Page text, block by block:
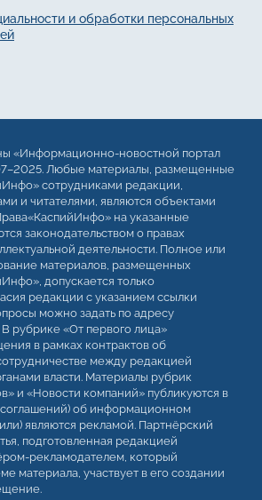
и обработки персональных
«Информационно-новостной портал
Любые материалы, размещенные
сотрудниками редакции,
и читателями, являются объектами
на указанные
законодательством о правах
деятельности. Полное или
материалов, размещенных
допускается только
редакции с указанием ссылки
можно задать по адресу
В рубрике «От первого лица»
в рамках контрактов об
между редакцией
власти. Материалы рубрик
и «Новости компаний» публикуются в
об информационном
являются рекламой. Партнёрский
подготовленная редакцией
рекламодателем, который
материала, участвует в его создании